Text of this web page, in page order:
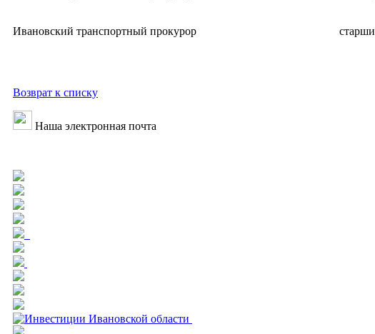
Ивановский транспортный прокурор старший
Возврат к списку
Наша электронная почта